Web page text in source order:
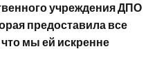
учреждения ДПО
предоставила все
мы ей искренне